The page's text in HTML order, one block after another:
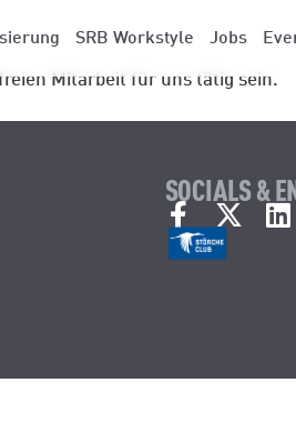
SRB Workstyle Jobs
Mitarbeit für uns tätig sein.
SOCIALS &